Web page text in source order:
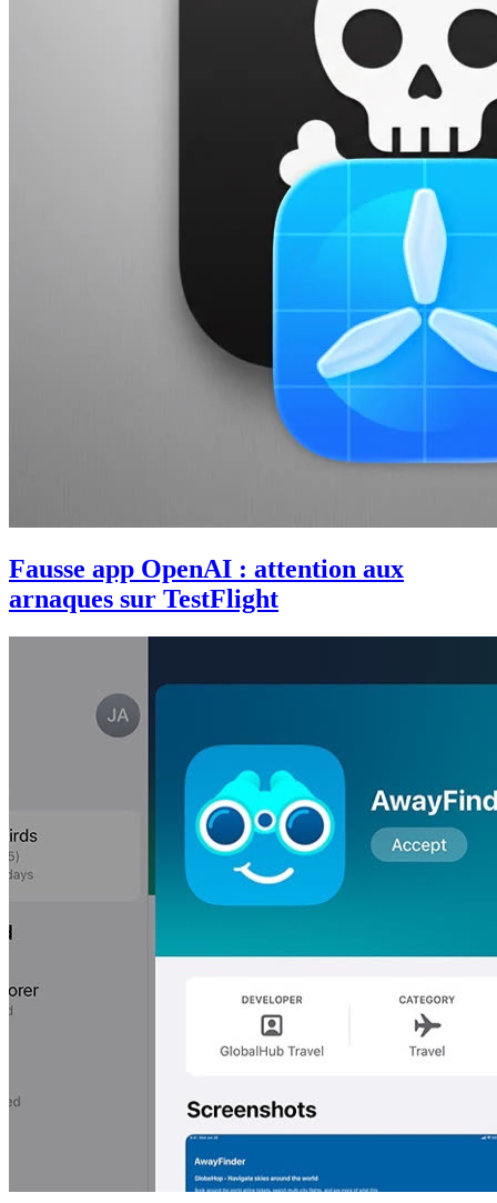
Fausse app OpenAI : attention aux
arnaques sur TestFlight